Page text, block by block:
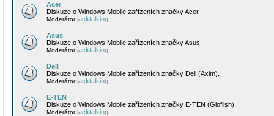
Acer
Diskuze o Windows Mobile zařízeních značky Acer.
Moderátorjacktalking
Asus
Diskuze o Windows Mobile zařízeních značky Asus.
Moderátorjacktalking
Dell
Diskuze o Windows Mobile zařízeních značky Dell (Axim).
Moderátorjacktalking
E-TEN
Diskuze o Windows Mobile zařízeních značky E-TEN (Glofiish).
Moderátorjacktalking